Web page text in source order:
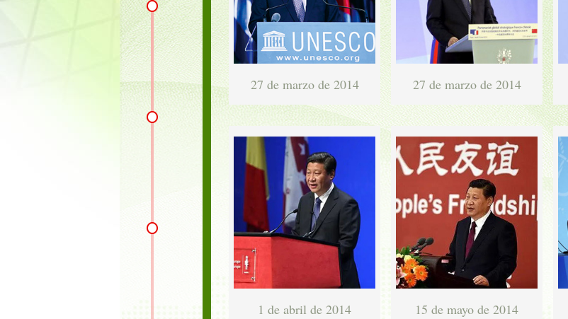
27 de marzo de 2014 27 de marzo de 2014
1 de abril de 2014 15 de mayo de 2014